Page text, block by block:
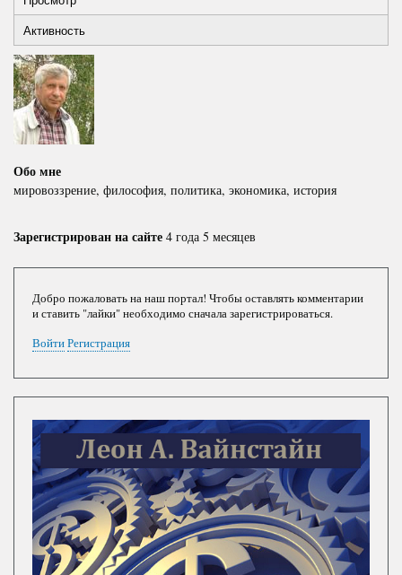
Primary
tabs
вкладка)
Активность
Обо мне
мировоззрение, философия, политика, экономика, история
Зарегистрирован на сайте 4 года 5 месяцев
Добро пожаловать на наш портал! Чтобы оставлять комментарии
и ставить "лайки" необходимо сначала зарегистрироваться.
ВойтиРегистрация